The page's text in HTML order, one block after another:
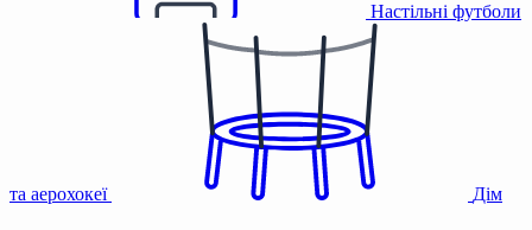
Настільні футболи
та аерохокеї Дім